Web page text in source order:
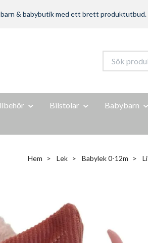
& babybutik med ett brett
Bilstolar Babybarn
Hem Lek Babylek 0-12m